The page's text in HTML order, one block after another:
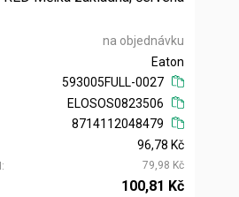
na objednávku
Eaton
593005FULL-0027
ELOSOS0823506
8714112048479
96,78 Kč
79,98 Kč
100,81 Kč